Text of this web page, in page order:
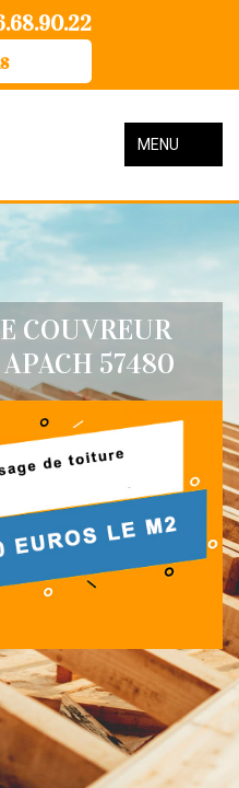
MENU
COUVREUR
57480